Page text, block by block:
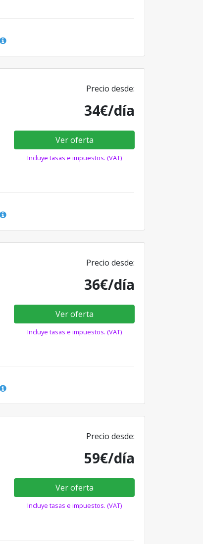
Precio desde:
34€/día
Ver oferta
Incluye tasas e impuestos. (VAT)
Precio desde:
36€/día
Ver oferta
Incluye tasas e impuestos. (VAT)
Precio desde:
59€/día
Ver oferta
Incluye tasas e impuestos. (VAT)